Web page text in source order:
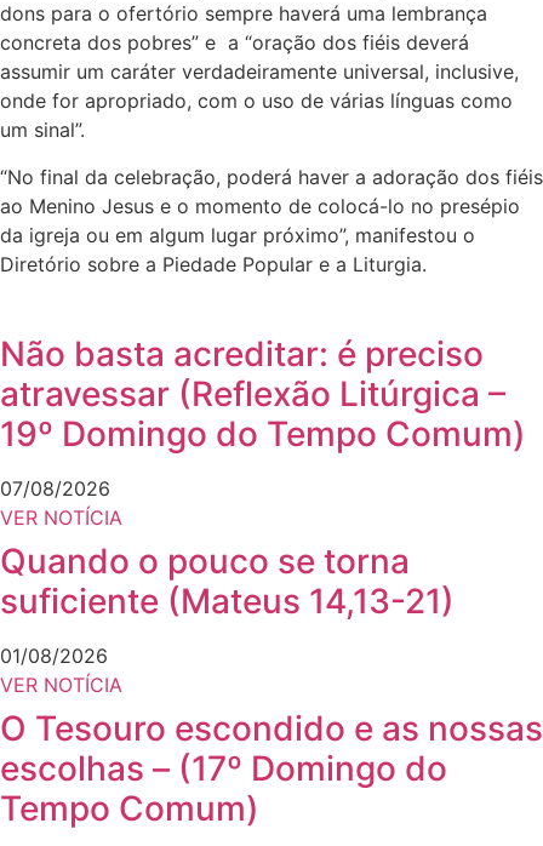
dons para o ofertório sempre haverá uma lembrança
concreta dos pobres” e a “oração dos fiéis deverá
assumir um caráter verdadeiramente universal, inclusive,
onde for apropriado, com o uso de várias línguas como
um sinal”.
“No final da celebração, poderá haver a adoração dos fiéis
ao Menino Jesus e o momento de colocá-lo no presépio
da igreja ou em algum lugar próximo”, manifestou o
Diretório sobre a Piedade Popular e a Liturgia.
Não basta acreditar: é preciso
atravessar (Reflexão Litúrgica –
19º Domingo do Tempo Comum)
07/08/2026
VER NOTÍCIA
Quando o pouco se torna
suficiente (Mateus 14,13-21)
01/08/2026
VER NOTÍCIA
O Tesouro escondido e as nossas
escolhas – (17º Domingo do
Tempo Comum)